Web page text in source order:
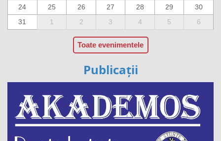
24
25 26 27 28 29
30
31
1 2 3 4 5 6
Toate evenimentele
Publicații